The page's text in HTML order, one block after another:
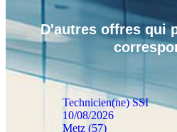
D'autres offres qui
Technicien(ne) SSI
10/08/2026
Metz (57)